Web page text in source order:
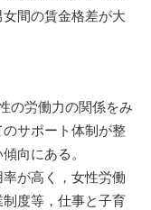
間の賃金格差が大
の労働力の関係をみ
サポート体制が整
向にある。
が高く，女性労働
度等，仕事と子育